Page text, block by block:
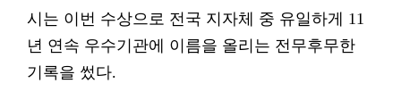
시는 이번 수상으로 전국 지자체 중 유일하게 11
년 연속 우수기관에 이름을 올리는 전무후무한
기록을 썼다.